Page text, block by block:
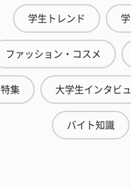
学生トレンド
ファッション・コスメ
特集 大学生インタビ
バイト知識